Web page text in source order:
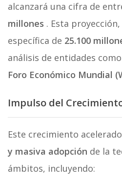
alcanzará una cifra de
millones . Esta
específica de 25.100
análisis de entidades como
Foro Económico Mundial
Impulso del
Este crecimiento
y masiva adopción de la
ámbitos, incluyendo: